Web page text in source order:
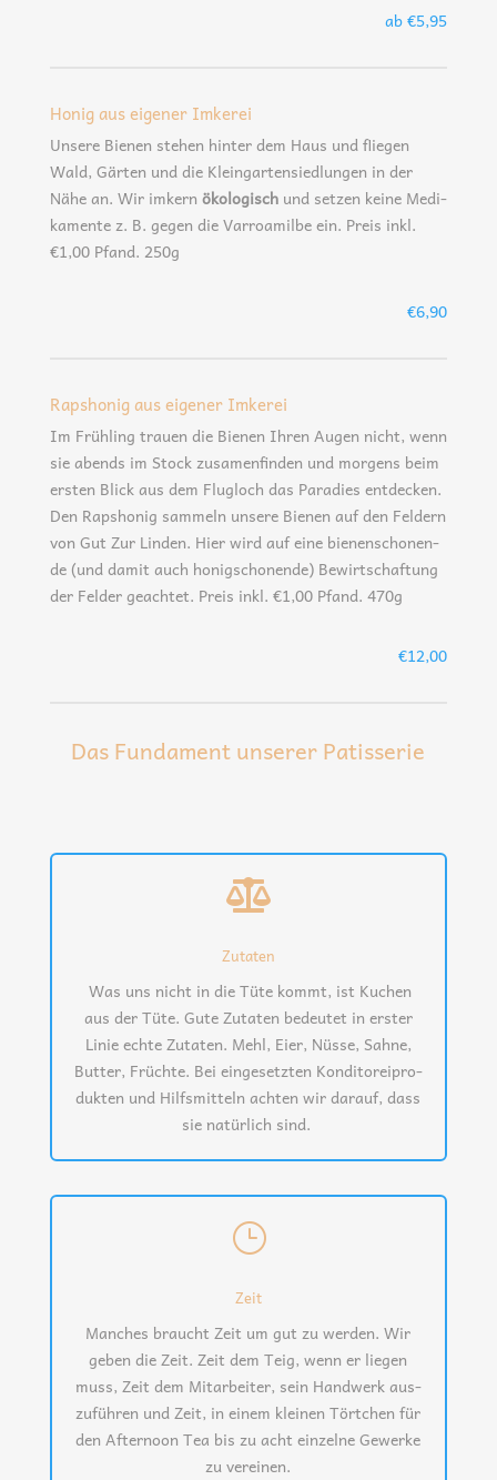
ab €5,95
Honig aus eigener Imkerei
Unse­re Bie­nen ste­hen hin­ter dem Haus und flie­gen
Wald, Gär­ten und die Klein­gar­ten­sied­lun­gen in der
Nähe an. Wir imkern öko­lo­gischund set­zen kei­ne Medi­
ka­men­te z. B. gegen die Var­roa­mil­be ein. Preis inkl.
€1,00 Pfand. 250g
€6,90
Rapshonig aus eigener Imkerei
Im Früh­ling trau­en die Bie­nen Ihren Augen nicht, wenn
sie abends im Stock zusa­men­fin­den und mor­gens beim
ers­ten Blick aus dem Flug­loch das Para­dies ent­de­cken.
Den Raps­ho­nig sam­meln unse­re Bie­nen auf den Fel­dern
von Gut Zur Lin­den. Hier wird auf eine bie­nen­scho­nen­
de (und damit auch honig­scho­nen­de) Bewirt­schaf­tung
der Fel­der geach­tet. Preis inkl. €1,00 Pfand. 470g
€12,00
Das Fundament unserer Patisserie

Zutaten
Was uns nicht in die Tüte kommt, ist Kuchen
aus der Tüte. Gute Zuta­ten bedeu­tet in ers­ter
Linie ech­te Zuta­ten. Mehl, Eier, Nüs­se, Sah­ne,
But­ter, Früch­te. Bei ein­ge­setz­ten Kon­di­to­rei­pro­
duk­ten und Hilfs­mit­teln ach­ten wir dar­auf, dass
sie natür­lich sind.
}
Zeit
Man­ches braucht Zeit um gut zu wer­den. Wir
geben die Zeit. Zeit dem Teig, wenn er lie­gen
muss, Zeit dem Mit­ar­bei­ter, sein Hand­werk aus­
zu­füh­ren und Zeit, in einem klei­nen Tört­chen für
den After­noon Tea bis zu acht ein­zel­ne Gewer­ke
zu vereinen.